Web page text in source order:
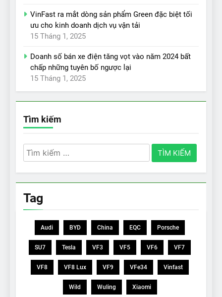
VinFast ra mắt dòng sản phẩm Green đặc biệt tối
ưu cho kinh doanh dịch vụ vận tải
15 Tháng 1, 2025
Doanh số bán xe điện tăng vọt vào năm 2024 bất
chấp những tuyên bố ngược lại
15 Tháng 1, 2025
Tìm kiếm
Tìm
kiếm
Tag
Audi BYD China EQC Porsche
SU7 Tesla VF3 VF5 VF6 VF7
VF8 VF8 Lux VF9 VFe34 Vinfast
Wild Wuling Xiaomi